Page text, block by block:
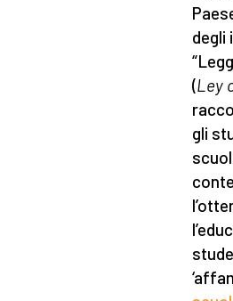
degli
(Ley
gli